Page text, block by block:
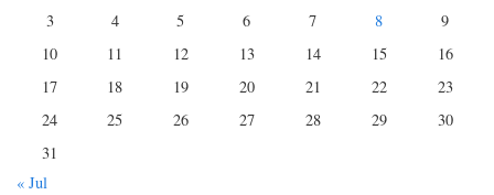
3
4 5 6 7 8
9
10
11 12 13 14 15
16
17
18 19 20 21 22
23
24
25 26 27 28 29
30
31
« Jul